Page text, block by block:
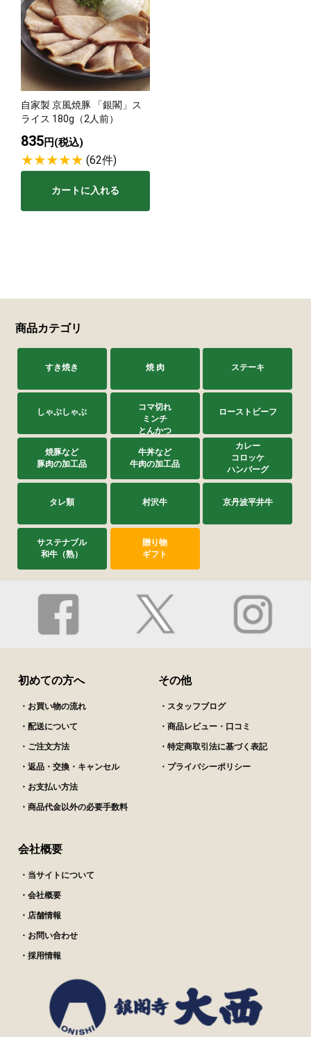
自家製 京風焼豚 「銀閣」ス
ライス 180g（2人前）
835円(税込)
(62件)
カートに入れる
商品カテゴリ
すき焼き 焼 肉 ステーキ
しゃぶしゃぶ
コマ切れ
ミンチ
とんかつ
ローストビーフ
焼豚など
豚肉の加工品
牛丼など
牛肉の加工品
カレー
コロッケ
ハンバーグ
タレ類 村沢牛 京丹波平井牛
サステナブル
和牛（熟）
贈り物
ギフト
初めての方へ
・お買い物の流れ
・配送について
・ご注文方法
・返品・交換・キャンセル
・お支払い方法
・商品代金以外の必要手数料
その他
・スタッフブログ
・商品レビュー・口コミ
・特定商取引法に基づく表記
・プライバシーポリシー
会社概要
・当サイトについて
・会社概要
・店舗情報
・お問い合わせ
・採用情報